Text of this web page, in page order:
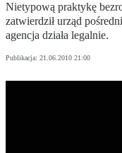
Nietypową praktykę
zatwierdził urząd
agencja działa legalnie.
Publikacja: 21.06.2010 21:00